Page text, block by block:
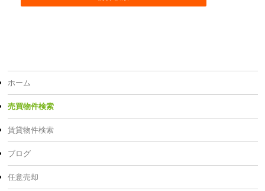
ホーム
売買物件検索
賃貸物件検索
ブログ
任意売却